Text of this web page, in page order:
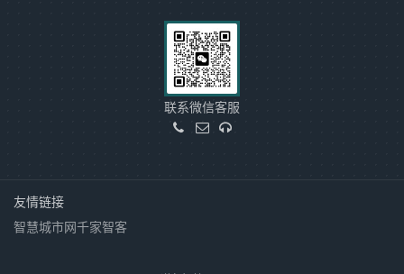
联系微信客服
友情链接
智慧城市网千家智客